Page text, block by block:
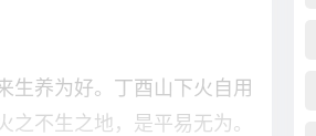
生养为好。丁酉山下火自用
不生之地，是平易无为。